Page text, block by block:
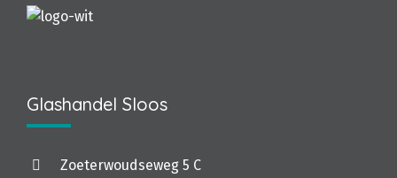
Glashandel Sloos
Zoeterwoudseweg 5 C